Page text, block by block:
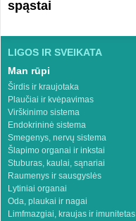
spąstai
LIGOS IR SVEIKATA
Man rūpi
Širdis ir kraujotaka
Plaučiai ir kvėpavimas
Virškinimo sistema
Endokrininė sistema
Smegenys, nervų sistema
Šlapimo organai ir inkstai
Stuburas, kaulai, sąnariai
Raumenys ir sausgyslės
Lytiniai organai
Oda, plaukai ir nagai
Limfmazgiai, kraujas ir imunitetas